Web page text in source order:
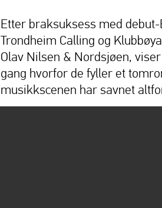
Etter braksuksess med debut-
Trondheim Calling og
Olav Nilsen & Nordsjøen,
gang hvorfor de fyller et
musikkscenen har savnet